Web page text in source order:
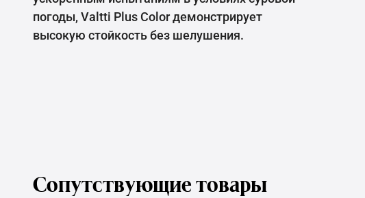
погоды, Valtti Plus Color демонстрирует
высокую стойкость без шелушения.
Сопутствующие товары